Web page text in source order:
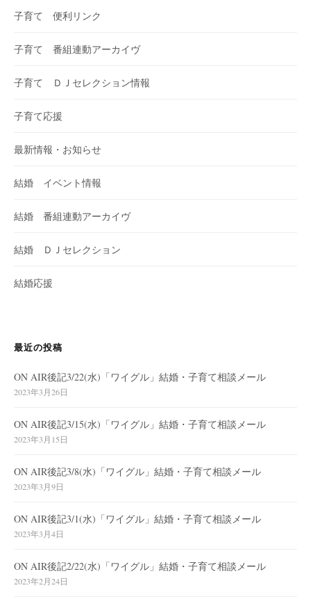
子育て 便利リンク
子育て 番組連動アーカイヴ
子育て ＤＪセレクション情報
子育て応援
最新情報・お知らせ
結婚 イベント情報
結婚 番組連動アーカイヴ
結婚 ＤＪセレクション
結婚応援
最近の投稿
ON AIR後記3/22(水)「ワイグル」結婚・子育て相談メール
2023年3月26日
ON AIR後記3/15(水)「ワイグル」結婚・子育て相談メール
2023年3月15日
ON AIR後記3/8(水)「ワイグル」結婚・子育て相談メール
2023年3月9日
ON AIR後記3/1(水)「ワイグル」結婚・子育て相談メール
2023年3月4日
ON AIR後記2/22(水)「ワイグル」結婚・子育て相談メール
2023年2月24日